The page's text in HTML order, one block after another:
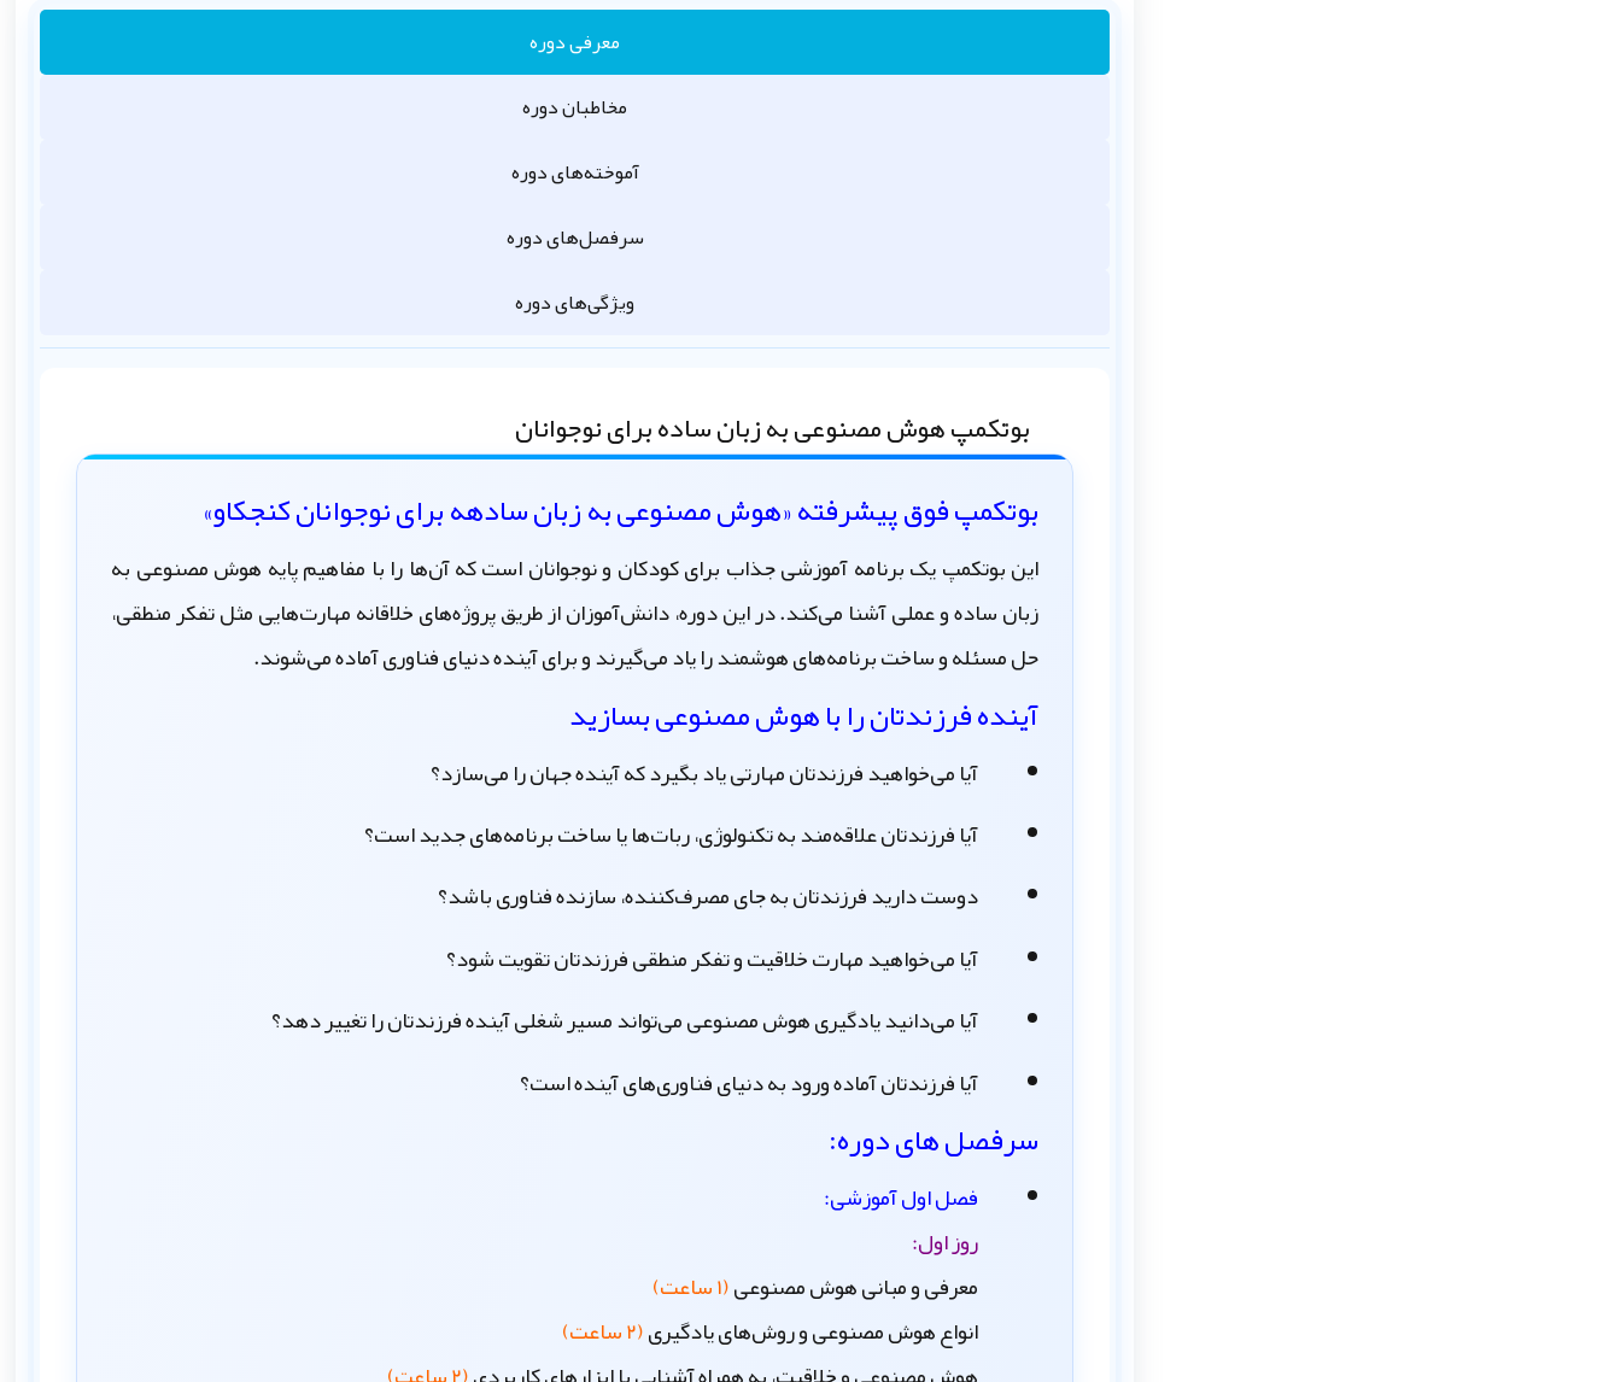
معرفی دوره
مخاطبان دوره
آموخته‌های دوره
سرفصل‌های دوره
ویژگی‌های دوره
بوتکمپ هوش مصنوعی به زبان ساده برای نوجوانان
بوتکمپ فوق پیشرفته «هوش مصنوعی به زبان سادهه برای نوجوانان کنجکاو»
این بوتکمپ یک برنامه آموزشی جذاب برای کودکان و نوجوانان است که آن‌ها را با مفاهیم پایه هوش مصنوعی به
زبان ساده و عملی آشنا می‌کند. در این دوره، دانش‌آموزان از طریق پروژه‌های خلاقانه مهارت‌هایی مثل تفکر منطقی،
حل مسئله و ساخت برنامه‌های هوشمند را یاد می‌گیرند و برای آینده دنیای فناوری آماده می‌شوند.
آینده فرزندتان را با هوش مصنوعی بسازید
آیا می‌خواهید فرزندتان مهارتی یاد بگیرد که آینده جهان را می‌سازد؟
آیا فرزندتان علاقه‌مند به تکنولوژی، ربات‌ها یا ساخت برنامه‌های جدید است؟
دوست دارید فرزندتان به جای مصرف‌کننده، سازنده فناوری باشد؟
آیا می‌خواهید مهارت خلاقیت و تفکر منطقی فرزندتان تقویت شود؟
آیا می‌دانید یادگیری هوش مصنوعی می‌تواند مسیر شغلی آینده فرزندتان را تغییر دهد؟
آیا فرزندتان آماده ورود به دنیای فناوری‌های آینده است؟
سرفصل های دوره:
فصل اول آموزشی:
روز اول:
معرفی و مبانی هوش مصنوعی(۱ ساعت)
انواع هوش مصنوعی و روش‌های یادگیری(۲ ساعت)